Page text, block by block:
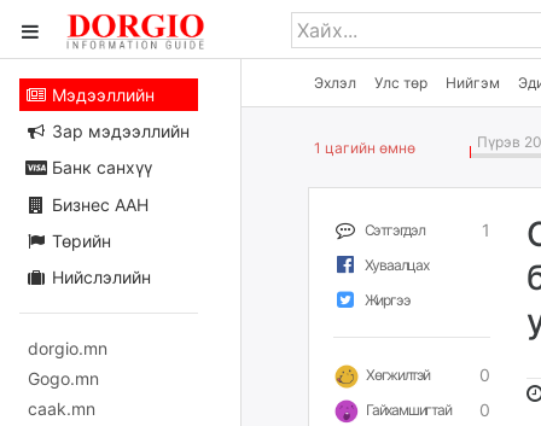
Эхлэл Улс төр Нийгэм
Мэдээллийн
Зар мэдээллийн
Банк санхүү
Бизнес ААН
Төрийн
Нийслэлийн
dorgio.mn
Gogo.mn
caak.mn
1 цагийн өмнө Пүрэв
Сэтгэгдэл 1
Хуваалцах
Жиргээ
Хөгжилтэй 0
Гайхамшигтай 0